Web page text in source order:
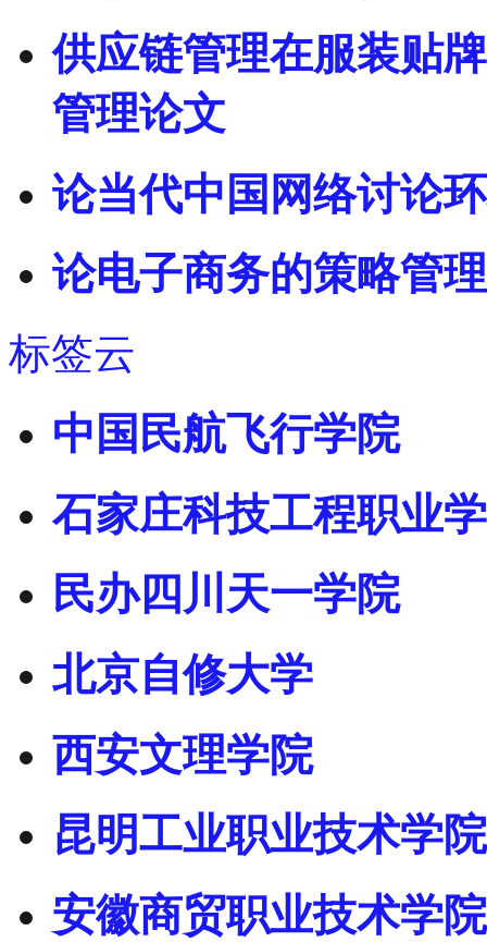
供应链管理在服装贴
管理论文
论当代中国网络讨论
论电子商务的策略管
标签云
中国民航飞行学院
石家庄科技工程职业
民办四川天一学院
北京自修大学
西安文理学院
昆明工业职业技术学院
安徽商贸职业技术学院